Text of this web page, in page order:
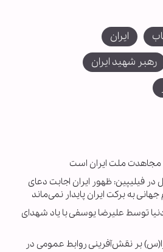
ایران
رهبر شهید ایران
مجاهدت ملت ایران است
فیلیپین: ظهور ایران اجابت دعای
به برکت ایران پایدار نمی‌ماند
توسط علیرضا یوسفی با یاد شهدای
بر نقش‌آفرینی روابط عمومی در